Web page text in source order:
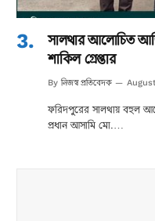
সালথার আলোচিত
শাকিল গ্রেপ্তার
By নিজস্ব প্রতিবেদক
ফরিদপুরের সালথায় বহুল
প্রধান আসামি মো.…